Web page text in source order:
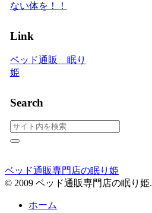
ない体を！！
Link
ベッド通販 眠り
姫
Search
ベッド通販専門店の眠り姫
© 2009 ベッド通販専門店の眠り姫.
ホーム